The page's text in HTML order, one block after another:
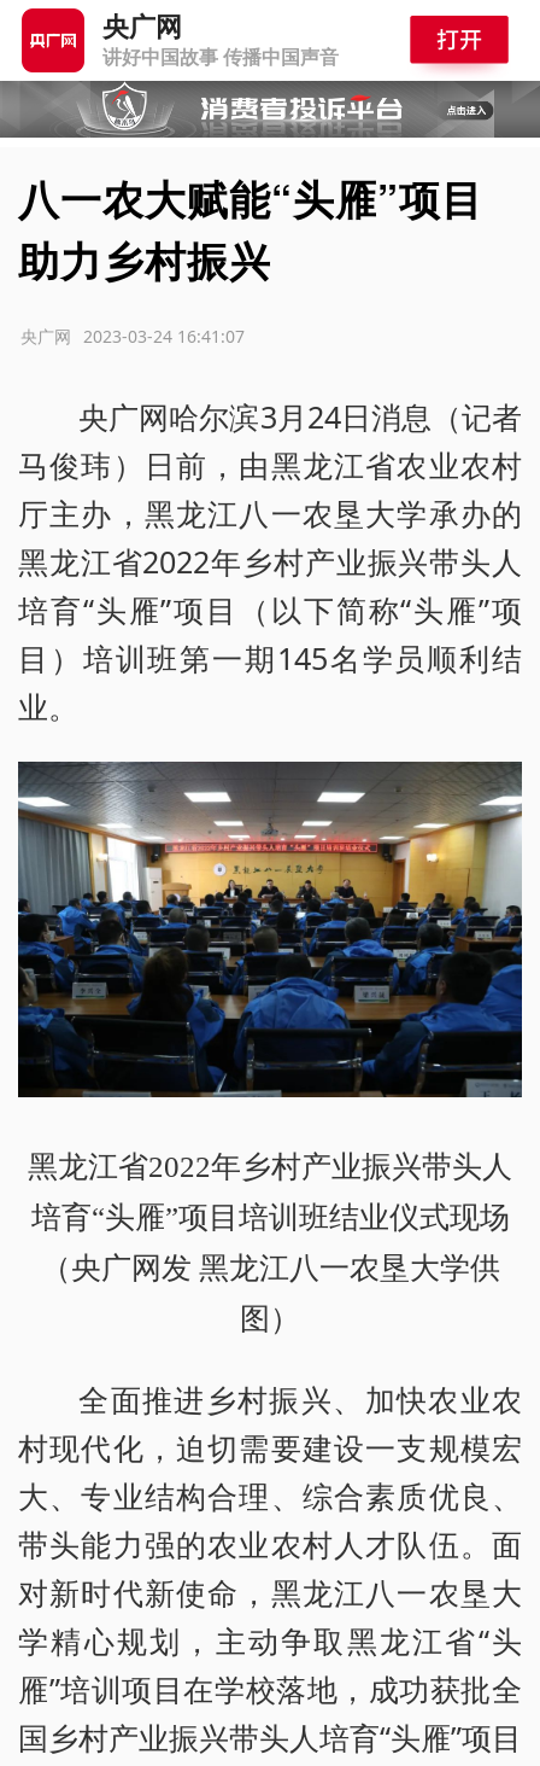
央广网
讲好中国故事 传播中国声音
八一农大赋能“头雁”项目
助力乡村振兴
2023-03-24 16:41:07
央广网
央广网哈尔滨3月24日消息（记者
马俊玮）日前，由黑龙江省农业农村
厅主办，黑龙江八一农垦大学承办的
黑龙江省2022年乡村产业振兴带头人
培育“头雁”项目（以下简称“头雁”项
目）培训班第一期145名学员顺利结
业。
黑龙江省2022年乡村产业振兴带头人
培育“头雁”项目培训班结业仪式现场
（央广网发 黑龙江八一农垦大学供
图）
全面推进乡村振兴、加快农业农
村现代化，迫切需要建设一支规模宏
大、专业结构合理、综合素质优良、
带头能力强的农业农村人才队伍。面
对新时代新使命，黑龙江八一农垦大
学精心规划，主动争取黑龙江省“头
雁”培训项目在学校落地，成功获批全
国乡村产业振兴带头人培育“头雁”项目